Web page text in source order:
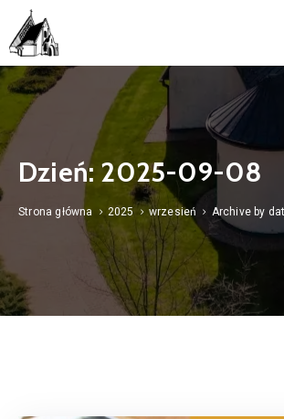
Strona
Główna
Duszpasterstwo
Aktualności
Kancelaria
Dzień: 2025-09-08
Strona główna 2025 wrzesień Archive by